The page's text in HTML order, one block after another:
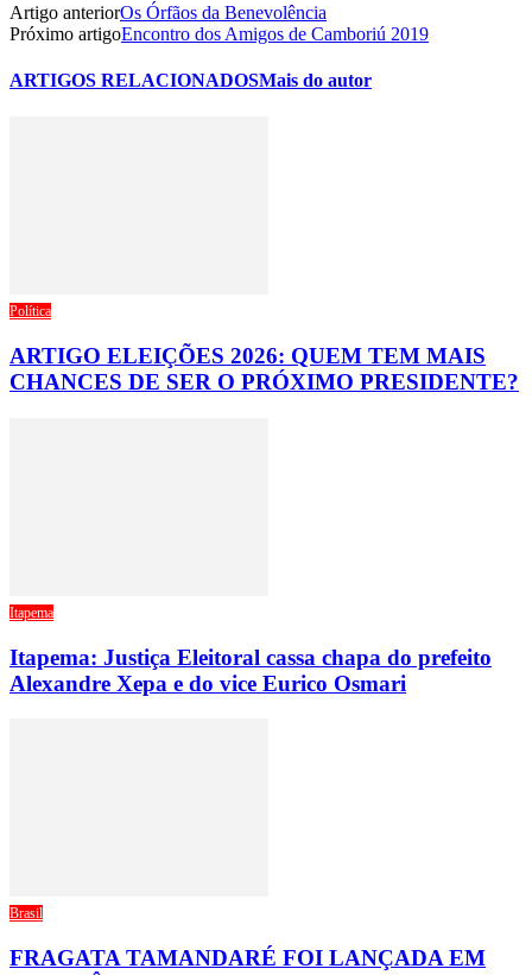
Artigo anteriorOs Órfãos da Benevolência
Próximo artigoEncontro dos Amigos de Camboriú 2019
ARTIGOS RELACIONADOSMais do autor
Política
ARTIGO ELEIÇÕES 2026: QUEM TEM MAIS
CHANCES DE SER O PRÓXIMO PRESIDENTE?
Itapema
Itapema: Justiça Eleitoral cassa chapa do prefeito
Alexandre Xepa e do vice Eurico Osmari
Brasil
FRAGATA TAMANDARÉ FOI LANÇADA EM